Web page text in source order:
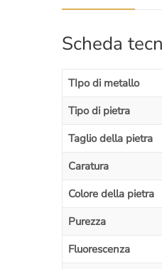
Scheda
TIpo di metallo
Tipo di pietra
Taglio della pietra
Caratura
Colore della pietra
Purezza
Fluorescenza